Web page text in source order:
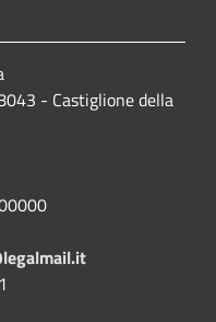
- Castiglione della